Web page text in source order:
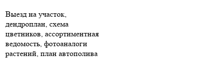
Выезд на участок,
дендроплан, схема
цветников, ассортиментная
ведомость, фотоаналоги
растений, план автополива